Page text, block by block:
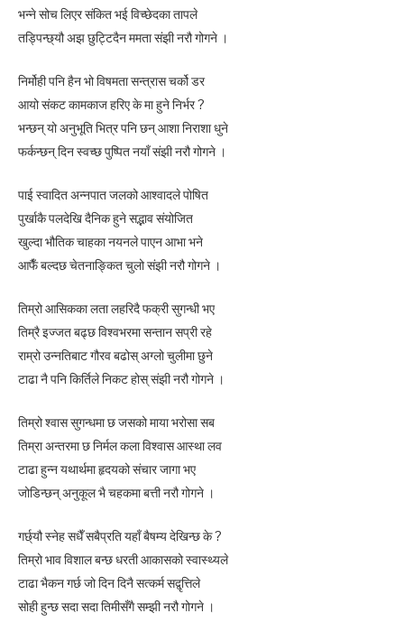
भन्ने सोच लिएर संकित भई विच्छेदका तापले
तड्पिन्छ्यौ अझ छुट्टिदैन ममता संझी नरौ गोगने ।
निर्मोही पनि हैन भो विषमता सन्त्रास चर्को डर
आयो संकट कामकाज हरिए के मा हुने निर्भर ?
भन्छन् यो अनुभूति भित्र पनि छन् आशा निराशा धुने
फर्कन्छन् दिन स्वच्छ पुष्पित नयाँ संझी नरौ गोगने ।
पाई स्वादित अन्नपात जलको आश्वादले पोषित
पुर्खाकै पलदेखि दैनिक हुने सद्भाव संयोजित
खुल्दा भौतिक चाहका नयनले पाएन आभा भने
आफैँ बल्दछ चेतनाङ्कित चुलो संझी नरौ गोगने ।
तिम्रो आसिकका लता लहरिदै फक्री सुगन्धी भए
तिम्रै इज्जत बढ्छ विश्वभरमा सन्तान सप्री रहे
राम्रो उन्नतिबाट गौरव बढोस् अग्लो चुलीमा छुने
टाढा नै पनि किर्तिले निकट होस् संझी नरौ गोगने ।
तिम्रो श्वास सुगन्धमा छ जसको माया भरोसा सब
तिम्रा अन्तरमा छ निर्मल कला विश्वास आस्था लव
टाढा हुन्न यथार्थमा हृदयको संचार जागा भए
जोडिन्छन् अनुकूल भै चहकमा बत्ती नरौ गोगने ।
गर्छ्यौ स्नेह सधैँ सबैप्रति यहाँ बैषम्य देखिन्छ के ?
तिम्रो भाव विशाल बन्छ धरती आकासको स्वास्थ्यले
टाढा भैकन गर्छ जो दिन दिनै सत्कर्म सद्वृत्तिले
सोही हुन्छ सदा सदा तिमीसँगै सम्झी नरौ गोगने ।